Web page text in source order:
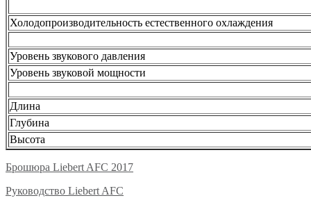
Холодопроизводительность естественного охлаждения
Уровень звукового давления
Уровень звуковой мощности
Длина
Глубина
Высота
Брошюра Liebert AFC 2017
Руководство Liebert AFC